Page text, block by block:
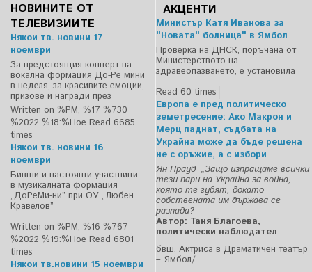
НОВИНИТЕ ОТ
ТЕЛЕВИЗИИТЕ
Някои тв. новини 17
ноември
За предстоящия концерт на
вокална формация До-Ре мини
в неделя, за красивите емоции,
призове и награди през
Written on %PM, %17 %730
%2022 %18:%Ное Read 6685
times
Някои тв. новини 16
ноември
Бивши и настоящи участници
в музикалната формация
„ДоРеМи-ни” при ОУ „Любен
Кравелов”
Written on %PM, %16 %767
%2022 %19:%Ное Read 6801
times
Някои тв.новини 15 ноември
АКЦЕНТИ
Министър Катя Иванова за
"Новата" болница" в Ямбол
Проверка на ДНСК, поръчана от
Министерството на
здравеопазването, е установила
Read 60 times
Европа е пред политическо
земетресение: Ако Макрон и
Мерц паднат, съдбата на
Украйна може да бъде решена
не с оръжие, а с избори
Ян Прауд „Защо изпращаме всички
тези пари на Украйна за война,
която те губят, докато
собствената им държава се
разпада?
Автор: Таня Благоева,
политически наблюдател
бвш. Актриса в Драматичен театър
– Ямбол/